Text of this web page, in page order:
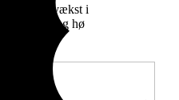
ringe vækst i
syns- og hø
maj , 2017